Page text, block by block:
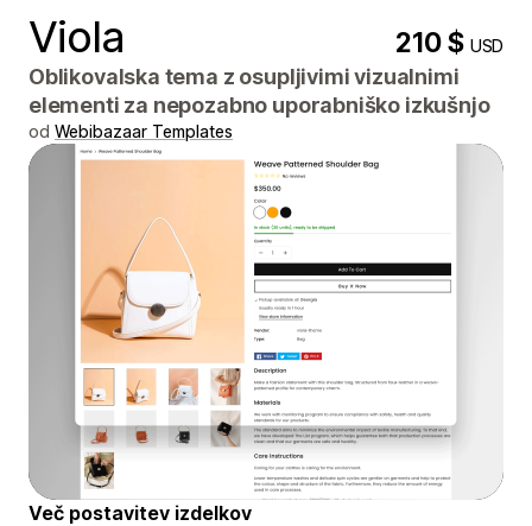
Viola 210 $USD
Oblikovalska tema z osupljivimi vizualnimi
elementi za nepozabno uporabniško izkušnjo
od Webibazaar Templates
Več postavitev izdelkov